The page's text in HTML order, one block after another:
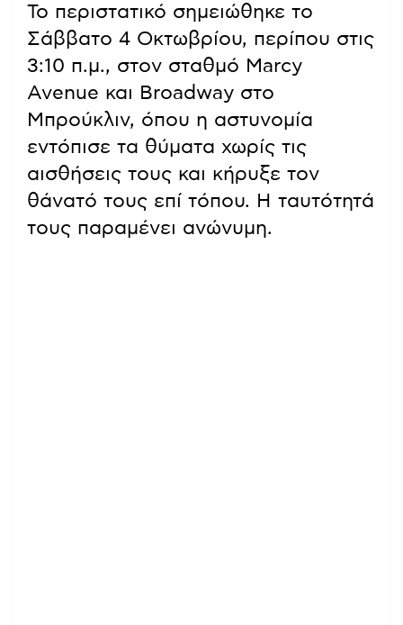
Το περιστατικό σημειώθηκε το
Σάββατο 4 Οκτωβρίου, περίπου στις
3:10 π.μ., στον σταθμό Marcy
Avenue και Broadway στο
Μπρούκλιν, όπου η αστυνομία
εντόπισε τα θύματα χωρίς τις
αισθήσεις τους και κήρυξε τον
θάνατό τους επί τόπου. Η ταυτότητά
τους παραμένει ανώνυμη.